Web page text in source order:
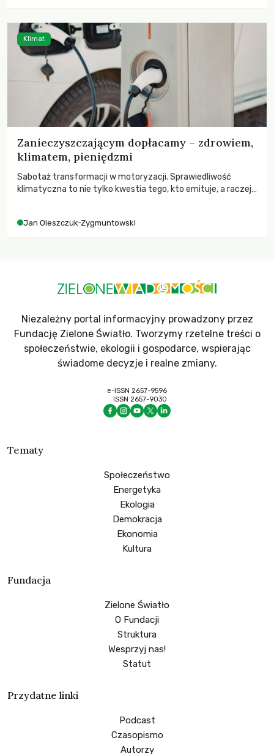
Zanieczyszczającym dopłacamy – zdrowiem,
klimatem, pieniędzmi
Sabotaż transformacji w motoryzacji. Sprawiedliwość
klimatyczna to nie tylko kwestia tego, kto emituje, a raczej
Jan Oleszczuk-Zygmuntowski
Klimat
Niezależny portal informacyjny prowadzony przez
Fundację Zielone Światło. Tworzymy rzetelne treści o
społeczeństwie, ekologii i gospodarce, wspierając
świadome decyzje i realne zmiany.
e-ISSN 2657-9596
ISSN 2657-9030
Tematy
Społeczeństwo
Energetyka
Ekologia
Demokracja
Ekonomia
Kultura
Fundacja
Zielone Światło
O Fundacji
Struktura
Wesprzyj nas!
Statut
Przydatne linki
Podcast
Czasopismo
Autorzy